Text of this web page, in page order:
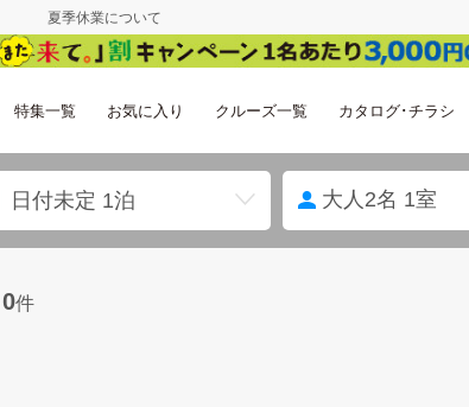
夏季休業について
特集一覧 お気に入り クルーズ一覧 カタログ･チラシ
大人2名 1室
0件